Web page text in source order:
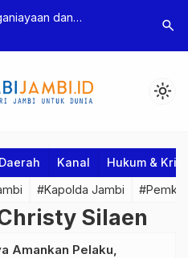
dan
Dua Tersangka
Polres
Dua
search
light_mode
Daerah Kanal Hukum &
#Kapolda Jambi
Silaen
Amankan Pelaku,